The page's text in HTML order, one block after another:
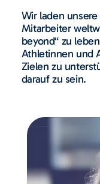
Wir laden
Mitarbeiter
beyond“ zu
Athletinnen und
Zielen zu
darauf zu sein.